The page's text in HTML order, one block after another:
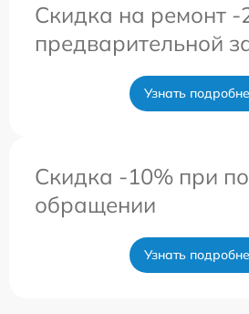
Скидка на ремонт -
предварительной
Узнать
Скидка -10% при
обращении
Узнать